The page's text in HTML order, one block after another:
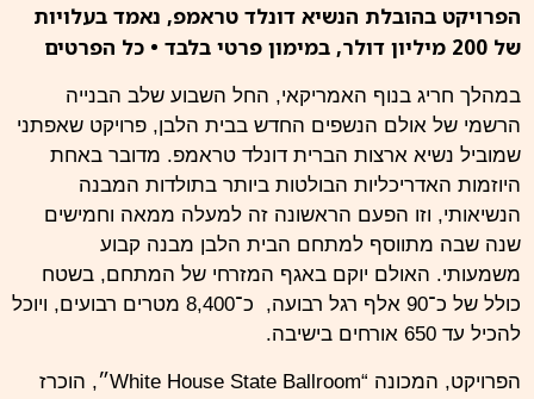
הפרויקט בהובלת הנשיא דונלד טראמפ, נאמד בעלויות
של 200 מיליון דולר, במימון פרטי בלבד • כל הפרטים
במהלך חריג בנוף האמריקאי, החל השבוע שלב הבנייה
הרשמי של אולם הנשפים החדש בבית הלבן, פרויקט שאפתני
שמוביל נשיא ארצות הברית דונלדטראמפ. מדובר באחת
היוזמות האדריכליות הבולטות ביותר בתולדות המבנה
הנשיאותי, וזו הפעם הראשונה זה למעלה ממאה וחמישים
שנה שבה מתווסף למתחם הבית הלבן מבנה קבוע
משמעותי. האולם יוקם באגף המזרחי של המתחם, בשטח
כולל של כ־90 אלף רגל רבועה, כ־8,400 מטרים רבועים, ויוכל
להכיל עד 650 אורחים בישיבה.
הפרויקט, המכונה “White House State Ballroom״, הוכרז